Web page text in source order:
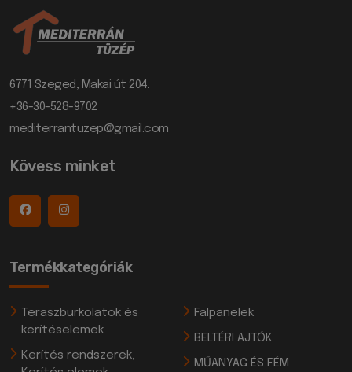
6771 Szeged, Makai út 204.
+36-30-528-9702
mediterrantuzep@gmail.com
Kövess minket
Termékkategóriák
Teraszburkolatok és
kerítéselemek
Kerítés rendszerek,
Falpanelek
BELTÉRI AJTÓK
MŰANYAG ÉS FÉM